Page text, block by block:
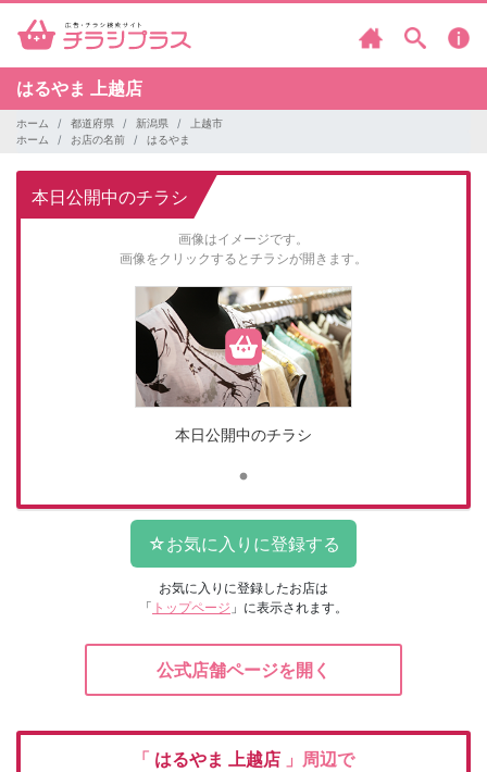
はるやま 上越店
ホーム 都道府県 新潟県
上越市
ホーム
お店の名前 はるやま
本日公開中のチラシ
画像はイメージです。
画像をクリックするとチラシが開きます。
本日公開中のチラシ
お気に入りに登録したお店は
「 トップページ 」に表示されます。
公式店舗ページを開く
「 はるやま 上越店 」周辺で